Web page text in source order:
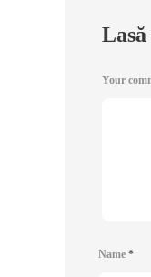
Your
Name *